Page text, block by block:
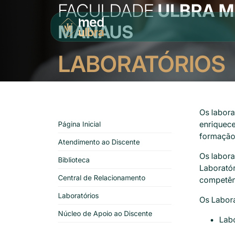
FACULDADEULBRA
MANAUS
LABORATÓRIOS
Página Inicial
Atendimento ao Discente
Biblioteca
Central de Relacionamento
Laboratórios
Núcleo de Apoio ao Discente
Os
Os
Os